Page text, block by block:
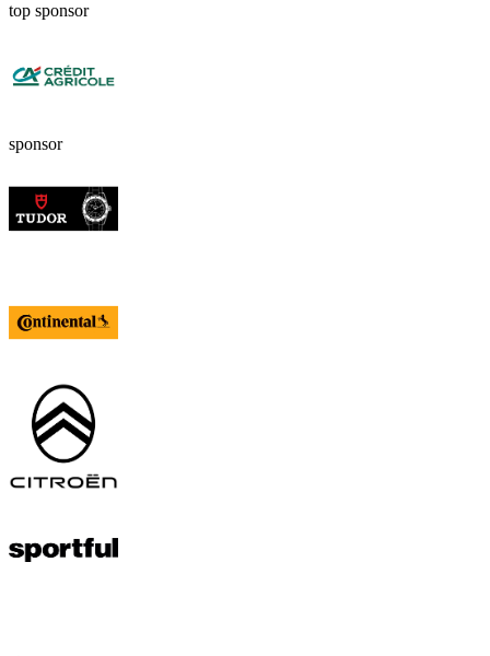
top sponsor
sponsor